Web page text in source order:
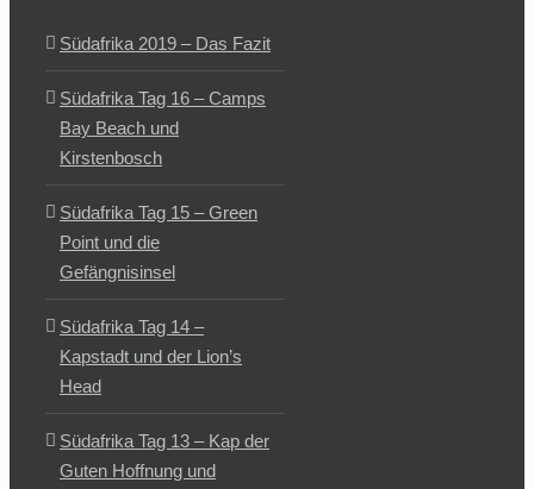
Südafrika 2019 – Das Fazit
Südafrika Tag 16 – Camps
Bay Beach und
Kirstenbosch
Südafrika Tag 15 – Green
Point und die
Gefängnisinsel
Südafrika Tag 14 –
Kapstadt und der Lion’s
Head
Südafrika Tag 13 – Kap der
Guten Hoffnung und